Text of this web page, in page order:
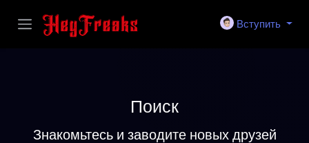
Вступить
Поиск
Знакомьтесь и заводите новых друзей